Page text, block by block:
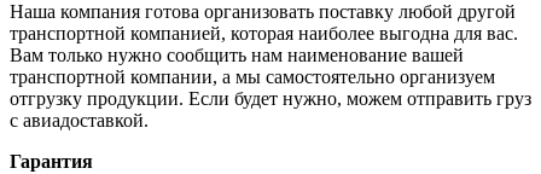
Наша компания готова организовать поставку любой другой
транспортной компанией, которая наиболее выгодна для вас.
Вам только нужно сообщить нам наименование вашей
транспортной компании, а мы самостоятельно организуем
отгрузку продукции. Если будет нужно, можем отправить груз
с авиадоставкой.
Гарантия